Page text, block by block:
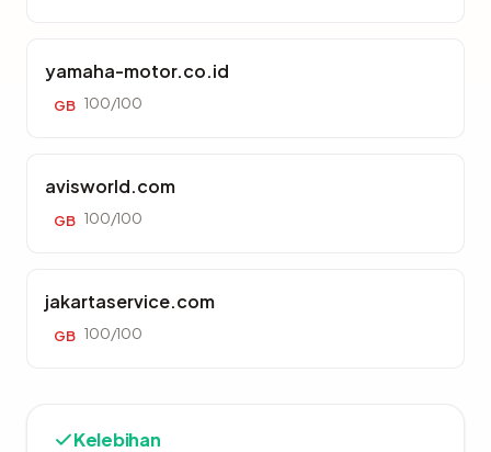
yamaha-motor.co.id
GB 100/100
avisworld.com
GB 100/100
jakartaservice.com
GB 100/100
Kelebihan